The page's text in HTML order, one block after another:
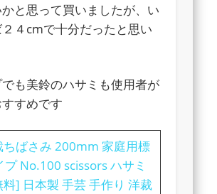
と思って買いましたが、い
２４cmで十分だったと思い
も美鈴のハサミも使用者が
すめです
ちばさみ 200mm 家庭用標
プ No.100 scissors ハサミ
] 日本製 手芸 手作り 洋裁